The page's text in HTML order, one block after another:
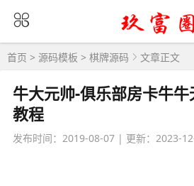
首页 > 源码模板 > 棋牌源码 文章正文
牛大元帅-俱乐部房卡牛
教程
发布时间：2019-08-07| 更新：2023-